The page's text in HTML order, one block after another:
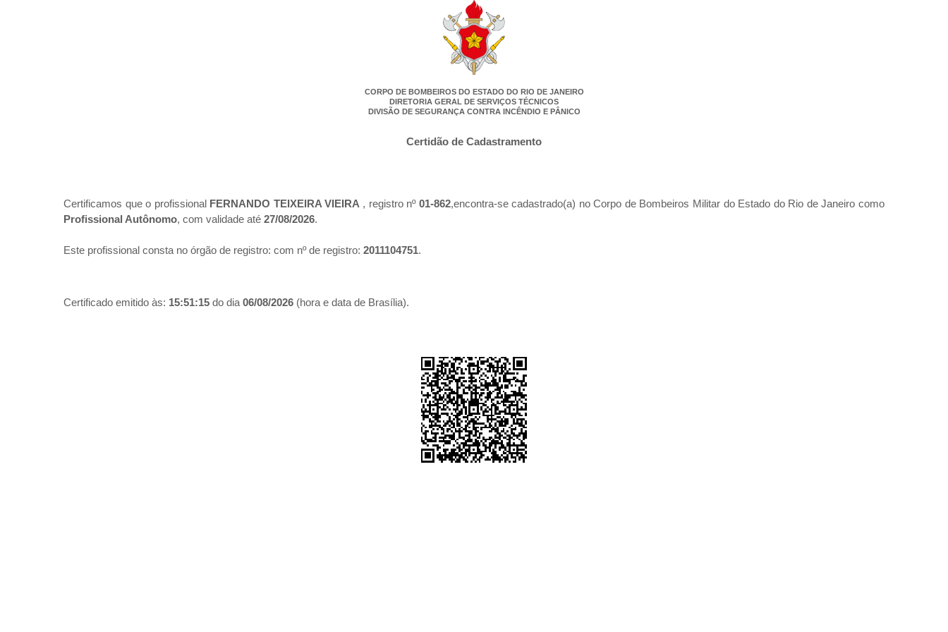
CORPO DE BOMBEIROS DO ESTADO DO RIO DE JANEIRO
DIRETORIA GERAL DE SERVIÇOS TÉCNICOS
DIVISÃO DE SEGURANÇA CONTRA INCÊNDIO E PÂNICO
Certidão de Cadastramento
Certificamos que o profissional FERNANDO TEIXEIRA VIEIRA , registro nº 01-862,encontra-se cadastrado(a) no Corpo de Bombeiros Militar do Estado do Rio de Janeiro como
Profissional Autônomo, com validade até 27/08/2026.
Este profissional consta no órgão de registro: com nº de registro: 2011104751.
Certificado emitido às: 15:51:15 do dia 06/08/2026 (hora e data de Brasília).